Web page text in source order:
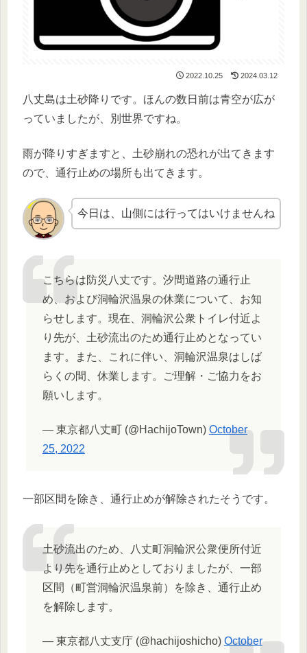
2022.10.25 2024.03.12
八丈島は土砂降りです。ほんの数日前は青空が広が
っていましたが、別世界ですね。
雨が降りすぎますと、土砂崩れの恐れが出てきます
ので、通行止めの場所も出てきます。
今日は、山側には行ってはいけませんね
こちらは防災八丈です。汐間道路の通行止
め、および洞輪沢温泉の休業について、お知
らせします。現在、洞輪沢公衆トイレ付近よ
り先が、土砂流出のため通行止めとなってい
ます。また、これに伴い、洞輪沢温泉はしば
らくの間、休業します。ご理解・ご協力をお
願いします。
— 東京都八丈町 (@HachijoTown) October
25, 2022
一部区間を除き、通行止めが解除されたそうです。
土砂流出のため、八丈町洞輪沢公衆便所付近
より先を通行止めとしておりましたが、一部
区間（町営洞輪沢温泉前）を除き、通行止め
を解除します。
— 東京都八丈支庁 (@hachijoshicho) October